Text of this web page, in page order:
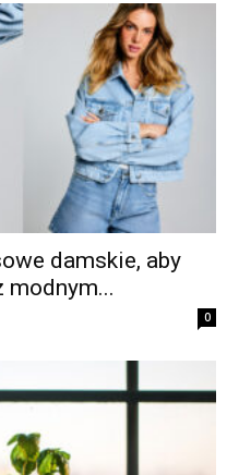
damskie, aby
modnym...
0